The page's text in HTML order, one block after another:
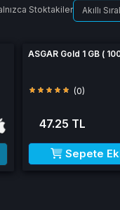
Stoktakiler
ASGAR Gold 1 GB (
(0)
47.25 TL
Sepete